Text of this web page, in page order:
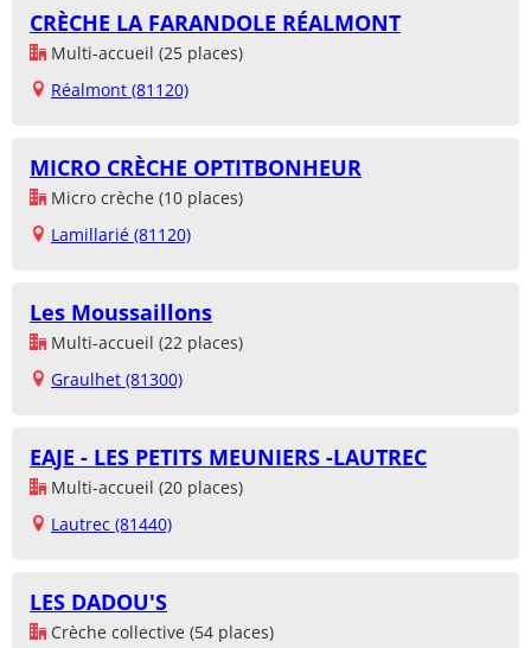
CRÈCHE LA FARANDOLE RÉALMONT
Multi-accueil (25 places)
Réalmont (81120)
MICRO CRÈCHE OPTITBONHEUR
Micro crèche (10 places)
Lamillarié (81120)
Les Moussaillons
Multi-accueil (22 places)
Graulhet (81300)
EAJE - LES PETITS MEUNIERS -LAUTREC
Multi-accueil (20 places)
Lautrec (81440)
LES DADOU'S
Crèche collective (54 places)